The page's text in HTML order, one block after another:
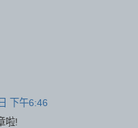
下午6:46
啦!